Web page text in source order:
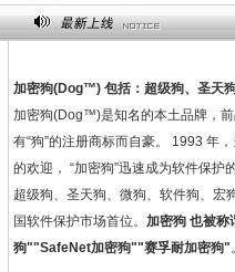
加密狗(Dog™) 包括：超级狗、圣天
加密狗(Dog™)是知名的本土品牌，
有“狗”的注册商标而自豪。 1993 年
的欢迎， “加密狗”迅速成为软件保
超级狗、圣天狗、微狗、软件狗、宏
国软件保护市场首位。 加密狗 也被
狗""SafeNet加密狗""赛孚耐加密狗"。